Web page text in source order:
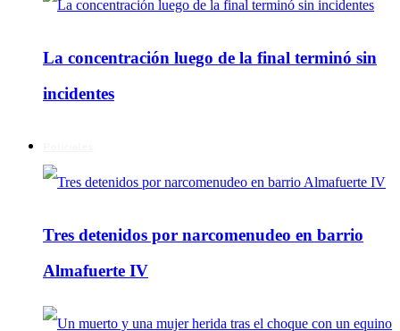
La concentración luego de la final terminó sin
incidentes
Tres detenidos por narcomenudeo en barrio
Almafuerte IV